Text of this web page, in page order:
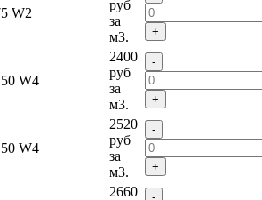
W2
руб
за
м3.
+
W4
2400
руб
за
м3.
-
+
W4
2520
руб
за
м3.
-
+
2660
-